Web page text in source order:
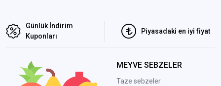
Günlük İndirim
Kuponları
Piyasadaki en iyi fiyat
MEYVE SEBZELER
Taze sebzeler